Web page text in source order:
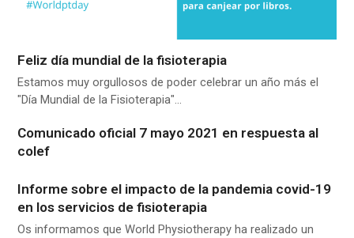
Feliz día mundial de la fisioterapia
Estamos muy orgullosos de poder celebrar un año más el
"Día Mundial de la Fisioterapia"…
Comunicado oficial 7 mayo 2021 en respuesta al
colef
Informe sobre el impacto de la pandemia covid-19
en los servicios de fisioterapia
Os informamos que World Physiotherapy ha realizado un